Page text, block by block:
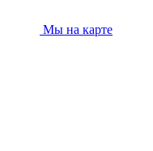
Мы на карте